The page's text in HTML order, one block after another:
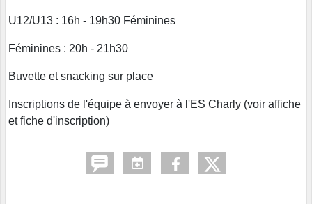
U12/U13 : 16h - 19h30 Féminines
Féminines : 20h - 21h30
Buvette et snacking sur place
Inscriptions de l'équipe à envoyer à l'ES Charly (voir affiche
et fiche d'inscription)